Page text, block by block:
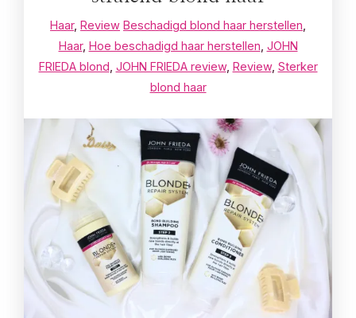
Haar, Review Beschadigd blond haar herstellen
Haar, Hoe beschadigd haar herstellen JOHN
FRIEDA blond JOHN FRIEDA review, Review, Sterker
blond haar